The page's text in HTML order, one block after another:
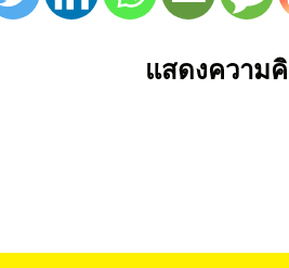
แสดงความ